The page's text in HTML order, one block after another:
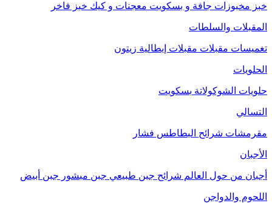
خبز مخبوزات جافة و بسكويت معجنات و كيك خبز فاخر
المقبلات والسلطات
تغميسات مقبلات مقبلات إيطالية زيتون
الحلويات
حلويات الشوكولاتة بسكويت
التسالي
مقرمشات شرائح البطاطس فشار
الأجبان
أجبان من حول العالم شرائح جبن طبيعي جبن مبشور جبن أبيض
اللحوم والدواجن